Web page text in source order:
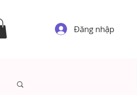
Đăng nhập